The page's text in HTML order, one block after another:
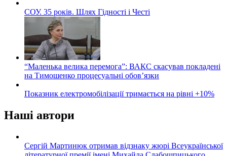
СОУ. 35 років. Шлях Гідності і Честі
“Маленька велика перемога”: ВАКС скасував покладені
на Тимошенко процесуальні обов’язки
Показник електромобілізації тримається на рівні +10%
Наші автори
Сергій Мартинюк отримав відзнаку жюрі Всеукраїнської